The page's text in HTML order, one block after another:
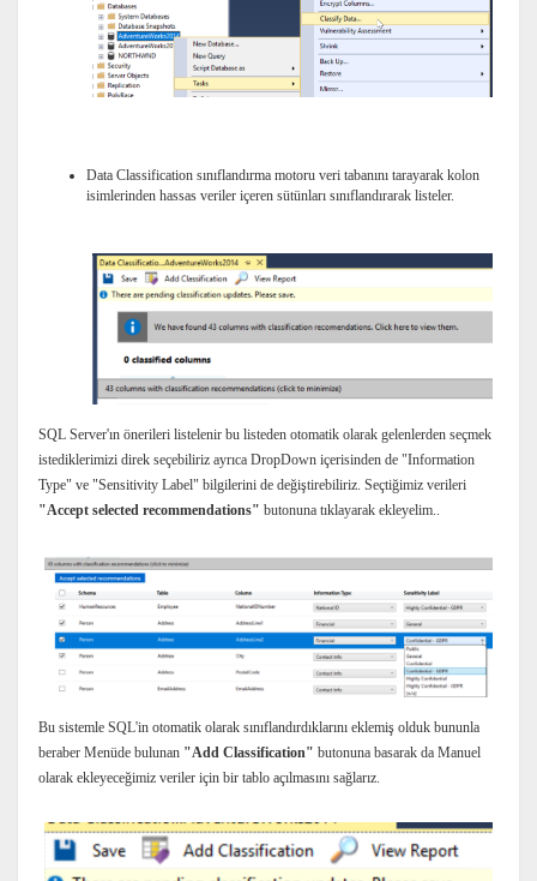
Data Classification sınıflandırma motoru veri tabanını tarayarak kolon
isimlerinden hassas veriler içeren sütünları sınıflandırarak listeler.
SQL Server'ın önerileri listelenir bu listeden otomatik olarak gelenlerden seçmek
istediklerimizi direk seçebiliriz ayrıca DropDown içerisinden de "Information
Type" ve "Sensitivity Label" bilgilerini de değiştirebiliriz. Seçtiğimiz verileri
"Accept selected recommendations" butonuna tıklayarak ekleyelim..
Bu sistemle SQL'in otomatik olarak sınıflandırdıklarını eklemiş olduk bununla
beraber Menüde bulunan "Add Classification" butonuna basarak da Manuel
olarak ekleyeceğimiz veriler için bir tablo açılmasını sağlarız.